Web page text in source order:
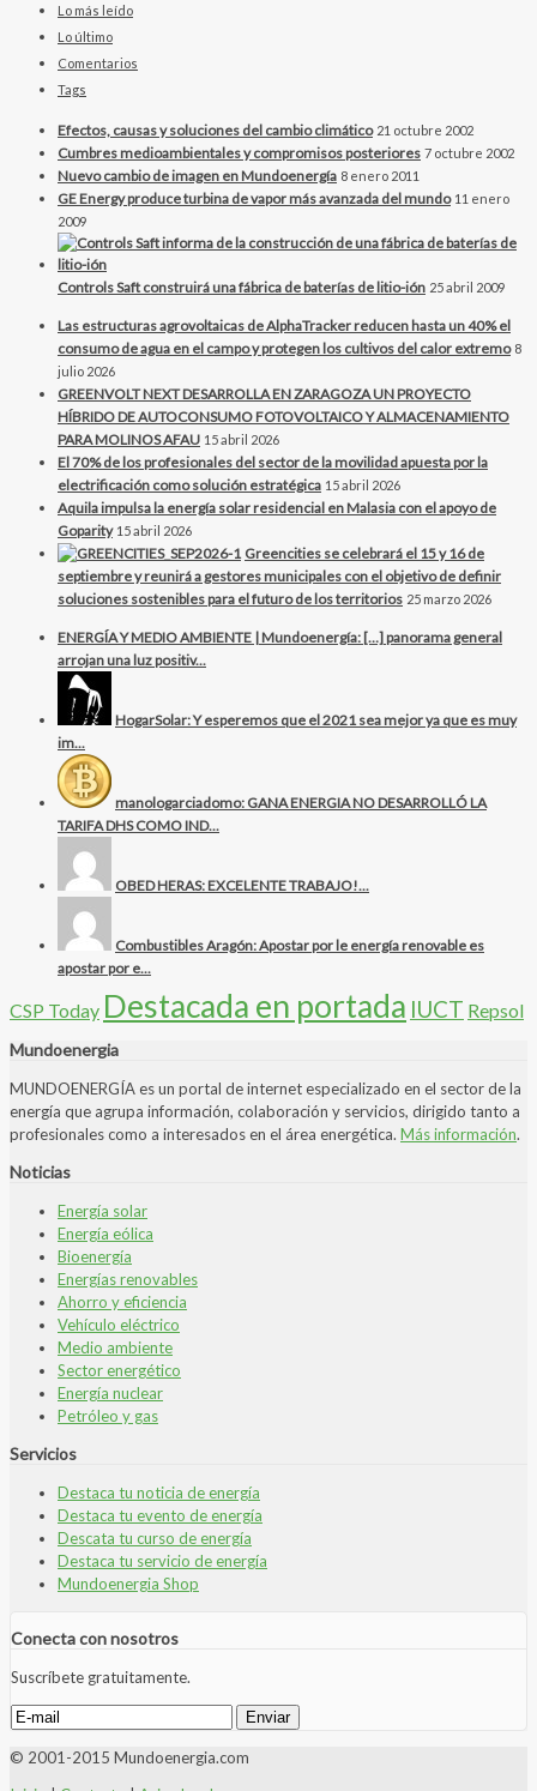
Lo más leído
Lo último
Comentarios
Tags
Efectos, causas y soluciones del cambio climático 21 octubre 2002
Cumbres medioambientales y compromisos posteriores 7 octubre 2002
Nuevo cambio de imagen en Mundoenergía 8 enero 2011
GE Energy produce turbina de vapor más avanzada del mundo 11 enero
2009
Controls Saft construirá una fábrica de baterías de litio-ión 25 abril 2009
Las estructuras agrovoltaicas de AlphaTracker reducen hasta un 40% el
consumo de agua en el campo y protegen los cultivos del calor extremo 8
julio 2026
GREENVOLT NEXT DESARROLLA EN ZARAGOZA UN PROYECTO
HÍBRIDO DE AUTOCONSUMO FOTOVOLTAICO Y ALMACENAMIENTO
PARA MOLINOS AFAU 15 abril 2026
El 70% de los profesionales del sector de la movilidad apuesta por la
electrificación como solución estratégica 15 abril 2026
Aquila impulsa la energía solar residencial en Malasia con el apoyo de
Goparity 15 abril 2026
Greencities se celebrará el 15 y 16 de
septiembre y reunirá a gestores municipales con el objetivo de definir
soluciones sostenibles para el futuro de los territorios 25 marzo 2026
ENERGÍA Y MEDIO AMBIENTE | Mundoenergía: […] panorama general
arrojan una luz positiv...
HogarSolar: Y esperemos que el 2021 sea mejor ya que es muy
im...
manologarciadomo: GANA ENERGIA NO DESARROLLÓ LA
TARIFA DHS COMO IND...
OBED HERAS: EXCELENTE TRABAJO!...
Combustibles Aragón: Apostar por le energía renovable es
apostar por e...
CSP Today Destacada en portada IUCT Repsol
Mundoenergia
MUNDOENERGÍA es un portal de internet especializado en el sector de la
energía que agrupa información, colaboración y servicios, dirigido tanto a
profesionales como a interesados en el área energética. Más información.
Noticias
Energía solar
Energía eólica
Bioenergía
Energías renovables
Ahorro y eficiencia
Vehículo eléctrico
Medio ambiente
Sector energético
Energía nuclear
Petróleo y gas
Servicios
Destaca tu noticia de energía
Destaca tu evento de energía
Descata tu curso de energía
Destaca tu servicio de energía
Mundoenergia Shop
Conecta con nosotros
Suscríbete gratuitamente.
© 2001-2015 Mundoenergia.com